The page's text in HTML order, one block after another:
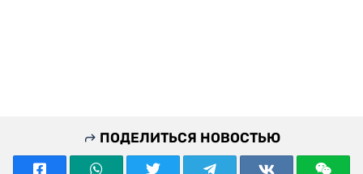
ПОДЕЛИТЬСЯ НОВОСТЬЮ